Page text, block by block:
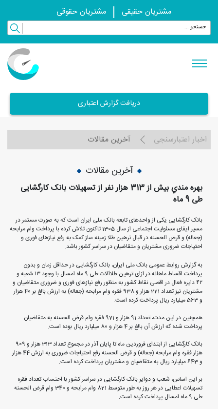
مشتریان حقیقی مشتریان حقوقی
دریافت گزارش اعتباری
اخبار اعتبارسنجی آخرین مقالات
آخرین مقالات
بهره مندي بيش از 313 هزار نفر از تسهیلات بانک کارگشایی
طی 9 ماه
بانک کارگشایی یکی از واحدهای تابعه بانک ملی ایران است که به صورت مستمر در
مسیر ایفای مسئولیت اجتماعی از سال 1305 تاکنون تلاش کرده با پرداخت وام مرابحه
(جعاله) و قرض الحسنه در قبال ترهین طلا زمینه ساز کمک به رفع نیازهای فوری و
احتیاجات ضروری مشتریان و متقاضیان در سراسر کشور باشد.
به گزارش روابط عمومی بانک ملی ایران، بانک کارگشایی در حداقل زمان و بدون
پرداخت اقساط ماهانه در ازای ترهین طلاآلات طی 9 ماه امسال با وجود ۱۳ شعبه و
۴۲ دایره فعال در اقصی نقاط کشور به منظور رفع نیازهای فوری و ضروری متقاضیان و
مشتریان نیز تعداد 221 هزار و 938 فقره وام مرابحه (جعاله) به ارزش بالغ بر 40 هزار
و 563 میلیارد ریال پرداخت کرده است.
همچنین در این مدت، تعداد 91 هزار و 971 فقره وام قرض الحسنه به متقاضیان
پرداخت شده که ارزش آن بالغ بر 4 هزار و 80 میلیارد ریال بوده است.
بانک کارگشایی از ابتدای فروردین ماه تا پایان آذر در مجموع تعداد 313 هزار و 909
هزار فقره وام مرابحه (جعاله) و قرض الحسنه رفع احتیاجات ضروری به ارزش 44 هزار
و 643 میلیارد ریال به متقاضیان و مشتریان پرداخت کرده است.
بر این اساس، شعب و دوایر بانک کارگشایی در سراسر کشور با احتساب تعداد فقره
تسهیلات اعطایی در هر روز به طور متوسط 821 وام مرابحه و 340 وام قرض الحسنه
طی 9 ماه امسال پرداخت کرده است.